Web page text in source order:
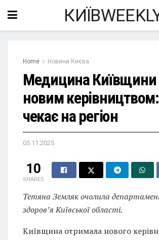
Home Новини Києва
Медицина Київщини
новим
чекає на регіон
05.11.2025
10
SHARES
Тетяна Земляк очолила
здоров’я Київської області.
Київщина отримала нового